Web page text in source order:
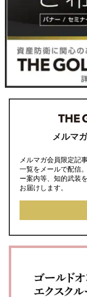
メルマ
メルマガ会員限定記
一覧をメールで配信
ー案内等、知的武装
お届けします。